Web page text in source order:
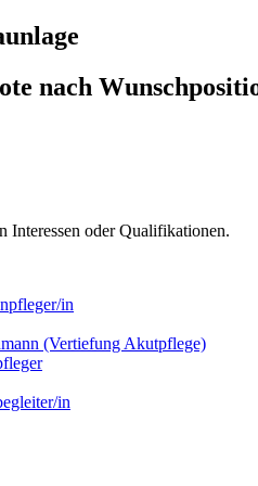
nach
Interessen oder Qualifikationen.
in
(Vertiefung Akutpflege)
in